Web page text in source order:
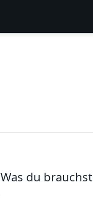
Was du brauchst